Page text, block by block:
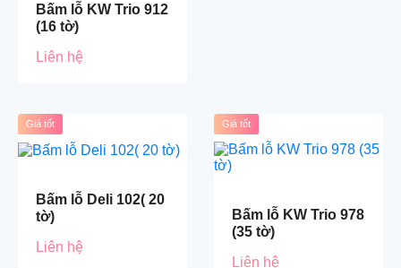
Bấm lỗ KW Trio 912
(16 tờ)
Liên hệ
Giá tốt
Bấm lỗ Deli 102( 20
tờ)
Liên hệ
Giá tốt
Bấm lỗ KW Trio 978
(35 tờ)
Liên hệ